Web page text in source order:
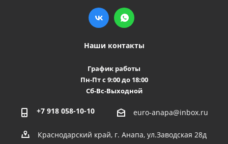
Наши контакты
График работы
Пн-Пт с 9:00 до 18:00
Сб-Вс-Выходной
+7 918 058-10-10 euro-anapa@inbox.ru
Краснодарский край, г. Анапа, ул.Заводская 28д